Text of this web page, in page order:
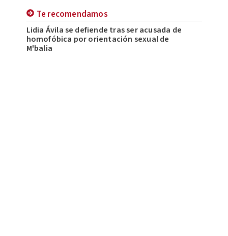
Te recomendamos
Lidia Ávila se defiende tras ser acusada de
homofóbica por orientación sexual de
M'balia